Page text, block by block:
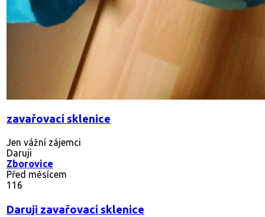
zavařovací sklenice
Jen vážní zájemci
Daruji
Zborovice
Před měsícem
116
Daruji zavařovací sklenice